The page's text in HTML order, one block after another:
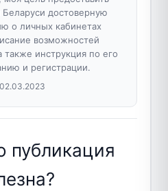
достоверную
о личных кабинетах
возможностей
также инструкция по его
и регистрации.
02.03.2023
публикация